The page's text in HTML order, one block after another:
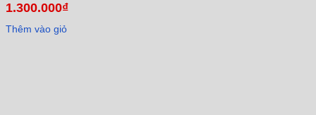
1.300.000₫
Thêm vào giỏ